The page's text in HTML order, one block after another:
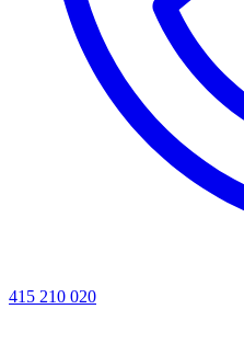
415 210 020